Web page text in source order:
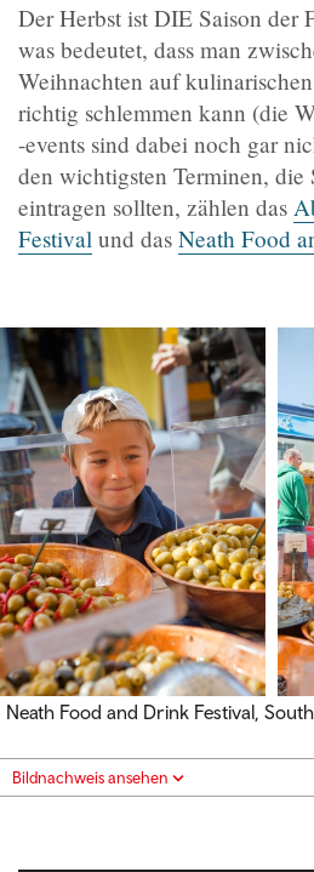
Der Herbst ist DIE Saison der
was bedeutet, dass man
Weihnachten auf
richtig schlemmen kann (die
-events sind dabei noch gar
den wichtigsten Terminen,
eintragen sollten, zählen das
Festival und das Neath Food
Neath Food and Drink Festival,
Bildnachweis ansehen